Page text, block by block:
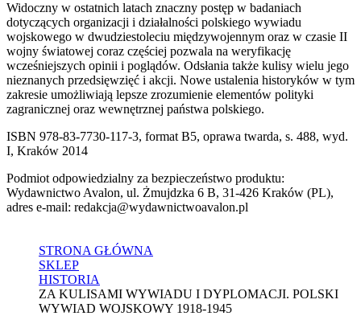
Widoczny w ostatnich latach znaczny postęp w badaniach
dotyczących organizacji i działalności polskiego wywiadu
wojskowego w dwudziestoleciu międzywojennym oraz w czasie II
wojny światowej coraz częściej pozwala na weryfikację
wcześniejszych opinii i poglądów. Odsłania także kulisy wielu jego
nieznanych przedsięwzięć i akcji. Nowe ustalenia historyków w tym
zakresie umożliwiają lepsze zrozumienie elementów polityki
zagranicznej oraz wewnętrznej państwa polskiego.
ISBN 978-83-7730-117-3, format B5, oprawa twarda, s. 488, wyd.
I, Kraków 2014
Podmiot odpowiedzialny za bezpieczeństwo produktu:
Wydawnictwo Avalon, ul. Żmujdzka 6 B, 31-426 Kraków (PL),
adres e-mail: redakcja@wydawnictwoavalon.pl
STRONA GŁÓWNA
SKLEP
HISTORIA
ZA KULISAMI WYWIADU I DYPLOMACJI. POLSKI
WYWIAD WOJSKOWY 1918-1945